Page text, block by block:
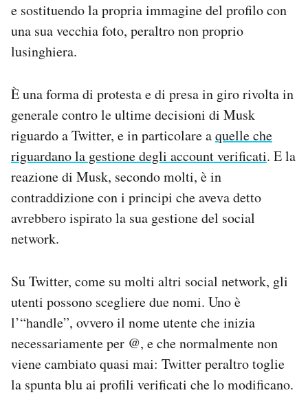
e sostituendo la propria immagine del profilo con
una sua vecchia foto, peraltro non proprio
lusinghiera.
È una forma di protesta e di presa in giro rivolta in
generale contro le ultime decisioni di Musk
riguardo a Twitter, e in particolare aquelle che
riguardano la gestione degli account verificati. E la
reazione di Musk, secondo molti, è in
contraddizione con i principi che aveva detto
avrebbero ispirato la sua gestione del social
network.
Su Twitter, come su molti altri social network, gli
utenti possono scegliere due nomi. Uno è
l’“handle”, ovvero il nome utente che inizia
necessariamente per @, e che normalmente non
viene cambiato quasi mai: Twitter peraltro toglie
la spunta blu ai profili verificati che lo modificano.